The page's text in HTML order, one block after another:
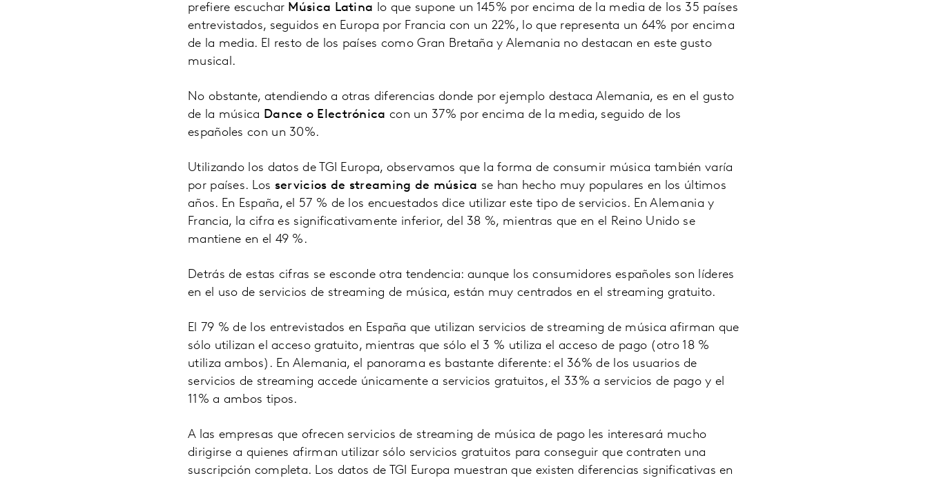
prefiere escuchar Música Latina lo que supone un 145% por encima de la media de los 35 países
entrevistados, seguidos en Europa por Francia con un 22%, lo que representa un 64% por encima
de la media. El resto de los países como Gran Bretaña y Alemania no destacan en este gusto
musical.
No obstante, atendiendo a otras diferencias donde por ejemplo destaca Alemania, es en el gusto
de la música Dance o Electrónica con un 37% por encima de la media, seguido de los
españoles con un 30%.
Utilizando los datos de TGI Europa, observamos que la forma de consumir música también varía
por países. Los servicios de streaming de música se han hecho muy populares en los últimos
años. En España, el 57 % de los encuestados dice utilizar este tipo de servicios. En Alemania y
Francia, la cifra es significativamente inferior, del 38 %, mientras que en el Reino Unido se
mantiene en el 49 %.
Detrás de estas cifras se esconde otra tendencia: aunque los consumidores españoles son líderes
en el uso de servicios de streaming de música, están muy centrados en el streaming gratuito.
El 79 % de los entrevistados en España que utilizan servicios de streaming de música afirman que
sólo utilizan el acceso gratuito, mientras que sólo el 3 % utiliza el acceso de pago (otro 18 %
utiliza ambos). En Alemania, el panorama es bastante diferente: el 36% de los usuarios de
servicios de streaming accede únicamente a servicios gratuitos, el 33% a servicios de pago y el
11% a ambos tipos.
A las empresas que ofrecen servicios de streaming de música de pago les interesará mucho
dirigirse a quienes afirman utilizar sólo servicios gratuitos para conseguir que contraten una
suscripción completa. Los datos de TGI Europa muestran que existen diferencias significativas en